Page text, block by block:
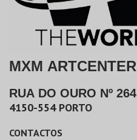
MXM ARTCENTER
RUA DO OURO Nº 264
4150-554 PORTO
CONTACTOS